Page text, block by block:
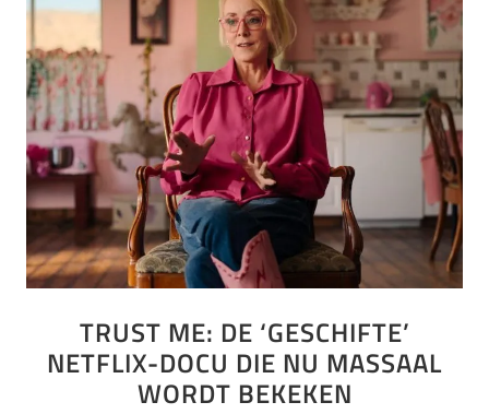
TRUST ME: DE ‘GESCHIFTE’
NETFLIX-DOCU DIE NU MASSAAL
WORDT BEKEKEN